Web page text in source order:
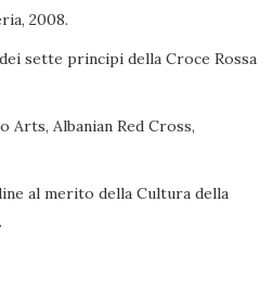
2008.
sette principi della Croce Rossa
Arts, Albanian Red Cross,
al merito della Cultura della